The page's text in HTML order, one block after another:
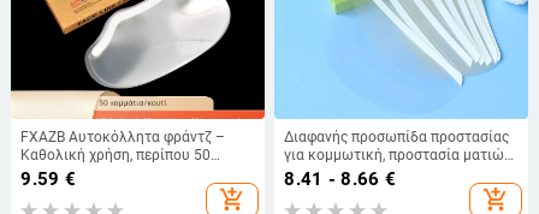
FXAZB Αυτοκόλλητα φράντζ –
Καθολική χρήση, περίπου 50
τεμάχια
9.59 €
add_shopping_cart
Διαφανής προσωπίδα προστασίας
για κομμωτική, προστασία ματιών
και κάλυψη φράντζας κατά τη
διάρκεια περμανάντ και βαφών
8.41 - 8.66 €
add_shopping_cart